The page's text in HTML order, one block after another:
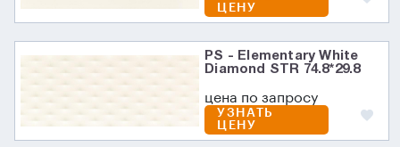
ЦЕНУ
PS - Elementary White
Diamond STR 74.8*29.8
цена по запросу
УЗНАТЬ
ЦЕНУ